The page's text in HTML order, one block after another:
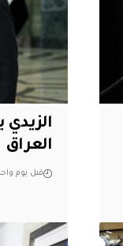
الزيدي
العراق
قبل يوم